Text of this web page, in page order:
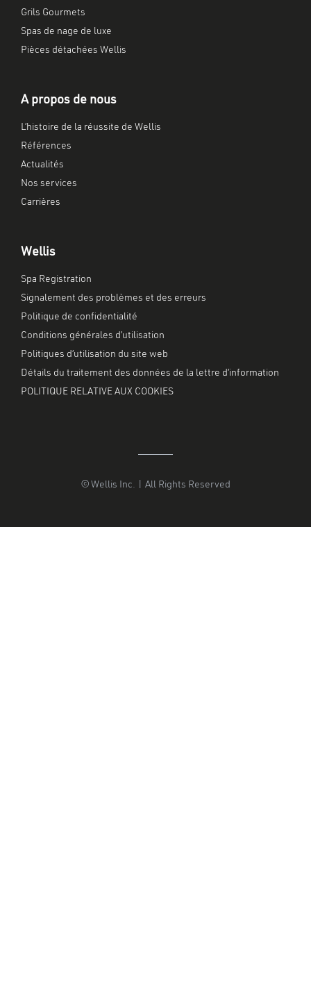
Grils Gourmets
Spas de nage de luxe
Pièces détachées Wellis
A propos de nous
L’histoire de la réussite de Wellis
Références
Actualités
Nos services
Carrières
Wellis
Spa Registration
Signalement des problèmes et des erreurs
Politique de confidentialité
Conditions générales d’utilisation
Politiques d’utilisation du site web
Détails du traitement des données de la lettre d’information
POLITIQUE RELATIVE AUX COOKIES
© Wellis Inc. | All Rights Reserved